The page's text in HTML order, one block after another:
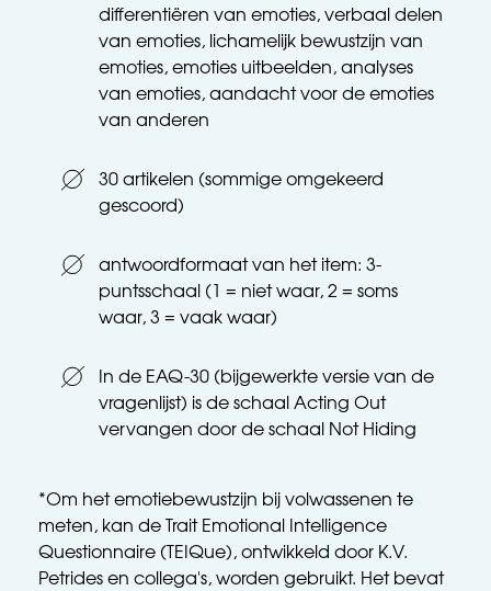
differentiëren van emoties, verbaal delen
van emoties, lichamelijk bewustzijn van
emoties, emoties uitbeelden, analyses
van emoties, aandacht voor de emoties
van anderen
30 artikelen (sommige omgekeerd
gescoord)
antwoordformaat van het item: 3-
puntsschaal (1 = niet waar, 2 = soms
waar, 3 = vaak waar)
In de EAQ-30 (bijgewerkte versie van de
vragenlijst) is de schaal Acting Out
vervangen door de schaal Not Hiding
*Om het emotiebewustzijn bij volwassenen te
meten, kan de Trait Emotional Intelligence
Questionnaire (TEIQue), ontwikkeld door K.V.
Petrides en collega's, worden gebruikt. Het bevat